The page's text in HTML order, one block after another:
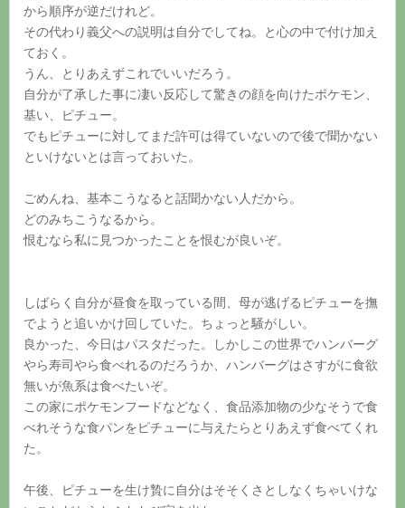
から順序が逆だけれど。
その代わり義父への説明は自分でしてね。と心の中で付け加え
ておく。
うん、とりあえずこれでいいだろう。
自分が了承した事に凄い反応して驚きの顔を向けたポケモン、
基い、ピチュー。
でもピチューに対してまだ許可は得ていないので後で聞かない
といけないとは言っておいた。
ごめんね、基本こうなると話聞かない人だから。
どのみちこうなるから。
恨むなら私に見つかったことを恨むが良いぞ。
しばらく自分が昼食を取っている間、母が逃げるピチューを撫
でようと追いかけ回していた。ちょっと騒がしい。
良かった、今日はパスタだった。しかしこの世界でハンバーグ
やら寿司やら食べれるのだろうか、ハンバーグはさすがに食欲
無いが魚系は食べたいぞ。
この家にポケモンフードなどなく、食品添加物の少なそうで食
べれそうな食パンをピチューに与えたらとりあえず食べてくれ
た。
午後、ピチューを生け贄に自分はそそくさとしなくちゃいけな